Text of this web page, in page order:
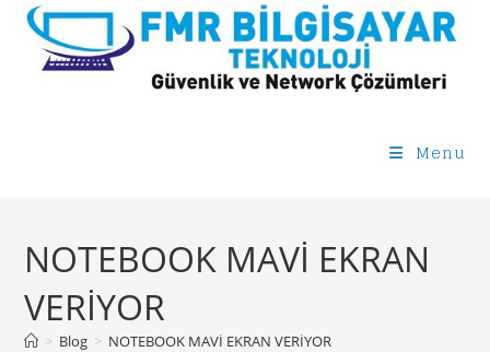
Skip
content
Menu
NOTEBOOK MAVİ EKRAN
VERİYOR
> Blog > NOTEBOOK MAVİ EKRAN VERİYOR